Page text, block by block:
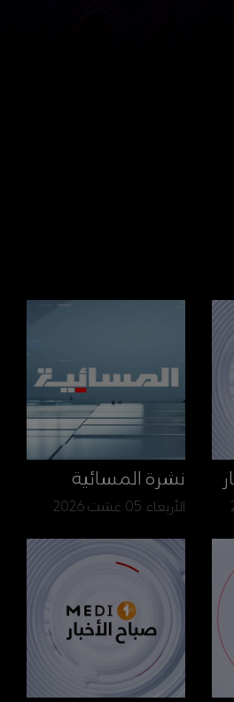
نشرة المسائية
الأربعاء 05 غشت 2026